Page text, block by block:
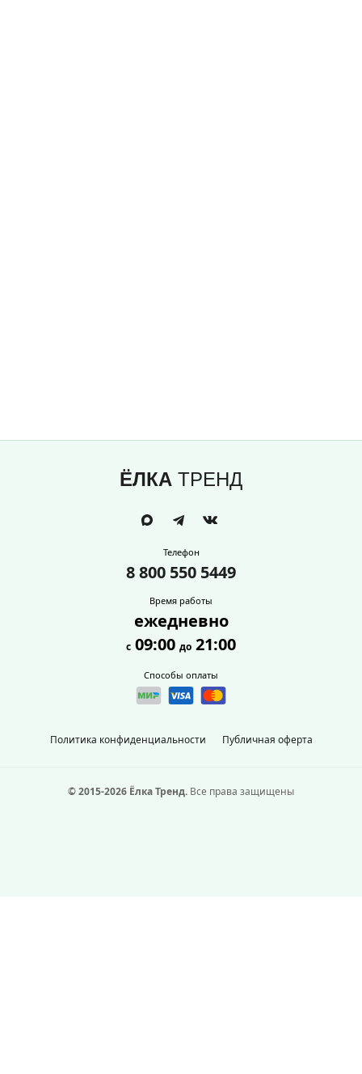
ЁЛКА ТРЕНД
Политика конфиденциальности Публичная оферта
Телефон
8 800 550 5449
Время работы
ежедневно
с 09:00 до 21:00
Способы оплаты
© 2015-2026 Ёлка Тренд. Все права защищены